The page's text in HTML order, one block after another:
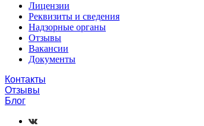
Лицензии
Реквизиты и сведения
Надзорные органы
Отзывы
Вакансии
Документы
Контакты
Отзывы
Блог